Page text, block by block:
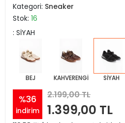
Kategori: Sneaker
Stok: 16
: SİYAH
BEJ KAHVERENGİ SİYAH
%36
indirim
2.199,00 TL
1.399,00 TL